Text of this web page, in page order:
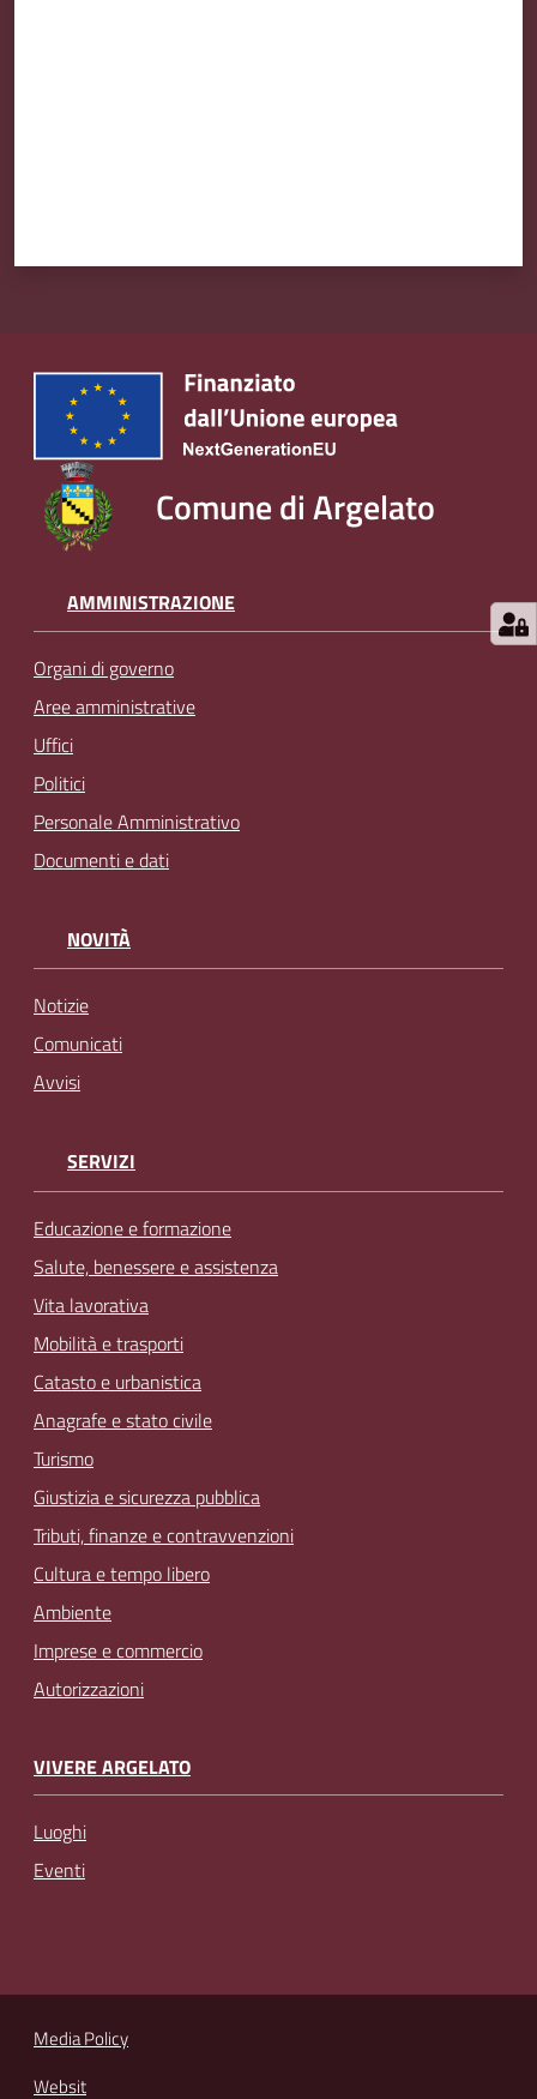
Comune di Argelato
AMMINISTRAZIONE
Organi di governo
Aree amministrative
Uffici
Politici
Personale Amministrativo
Documenti e dati
NOVITÀ
Notizie
Comunicati
Avvisi
SERVIZI
Educazione e formazione
Salute, benessere e assistenza
Vita lavorativa
Mobilità e trasporti
Catasto e urbanistica
Anagrafe e stato civile
Turismo
Giustizia e sicurezza pubblica
Tributi, finanze e contravvenzioni
Cultura e tempo libero
Ambiente
Imprese e commercio
Autorizzazioni
VIVERE ARGELATO
Luoghi
Eventi
Media Policy
Websit